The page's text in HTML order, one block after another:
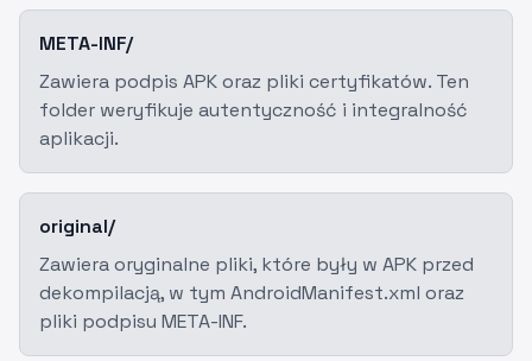
META-INF/
Zawiera podpis APK oraz pliki certyfikatów. Ten
folder weryfikuje autentyczność i integralność
aplikacji.
original/
Zawiera oryginalne pliki, które były w APK przed
dekompilacją, w tym AndroidManifest.xml oraz
pliki podpisu META-INF.